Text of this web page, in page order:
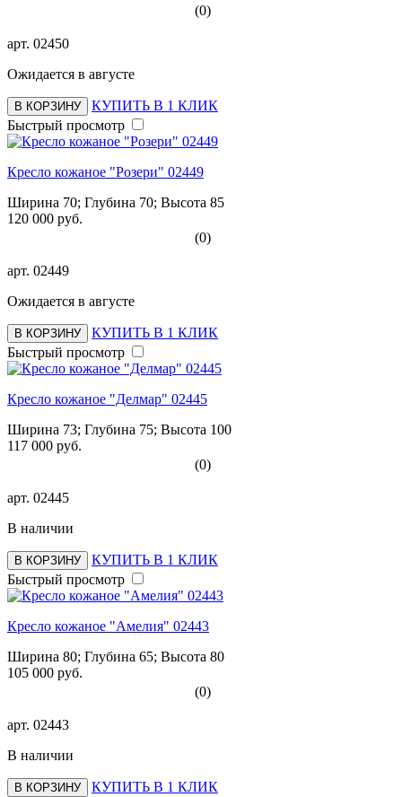
(0)
арт. 02450
Ожидается в августе
В КОРЗИНУ
КУПИТЬ В 1 КЛИК
Быстрый просмотр
Кресло кожаное "Розери" 02449
Ширина 70; Глубина 70; Высота 85
120 000 руб.
(0)
арт. 02449
Ожидается в августе
В КОРЗИНУ
КУПИТЬ В 1 КЛИК
Быстрый просмотр
Кресло кожаное "Делмар" 02445
Ширина 73; Глубина 75; Высота 100
117 000 руб.
(0)
арт. 02445
В наличии
В КОРЗИНУ
КУПИТЬ В 1 КЛИК
Быстрый просмотр
Кресло кожаное "Амелия" 02443
Ширина 80; Глубина 65; Высота 80
105 000 руб.
(0)
арт. 02443
В наличии
В КОРЗИНУ
КУПИТЬ В 1 КЛИК